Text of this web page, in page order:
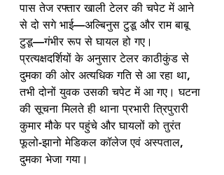
पास तेज रफ्तार खाली टेलर की चपेट में आने
से दो सगे भाई—अल्बिनुस टुडू और राम बाबू
टुडू—गंभीर रूप से घायल हो गए।
प्रत्यक्षदर्शियों के अनुसार टेलर काठीकुंड से
दुमका की ओर अत्यधिक गति से आ रहा था,
तभी दोनों युवक उसकी चपेट में आ गए। घटना
की सूचना मिलते ही थाना प्रभारी त्रिपुरारी
कुमार मौके पर पहुंचे और घायलों को तुरंत
फूलो-झानो मेडिकल कॉलेज एवं अस्पताल,
दुमका भेजा गया।